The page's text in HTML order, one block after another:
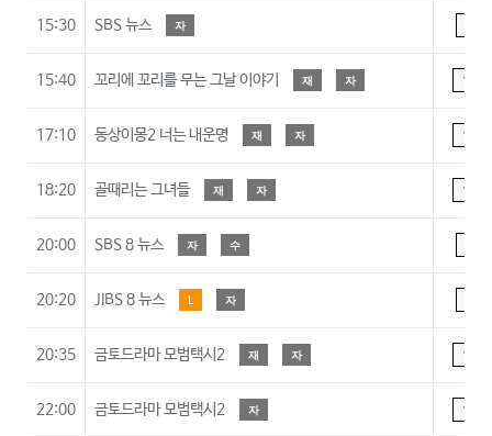
15:30 SBS 뉴스 자
15:40 꼬리에 꼬리를 무는 그날 이야기 재 자 15
17:10 동상이몽2 너는 내운명 재 자 15
18:20 골때리는 그녀들 재 자 15
20:00 SBS 8 뉴스 자 수
20:20 JIBS 8 뉴스 L 자
20:35 금토드라마 모범택시2 재 자 15
22:00 금토드라마 모범택시2 자 15